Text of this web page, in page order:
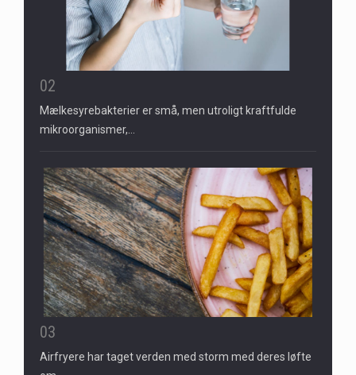
02
Mælkesyrebakterier er små, men utroligt kraftfulde
mikroorganismer,…
03
Airfryere har taget verden med storm med deres løfte